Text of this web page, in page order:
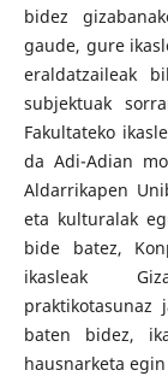
bidez
gaude, gure
eraldatzaileak
subjektuak
Fakultateko
da Adi-Adian
Aldarrikapen
eta kulturalak
bide batez,
ikasleak
praktikotasunaz
baten bidez,
hausnarketa